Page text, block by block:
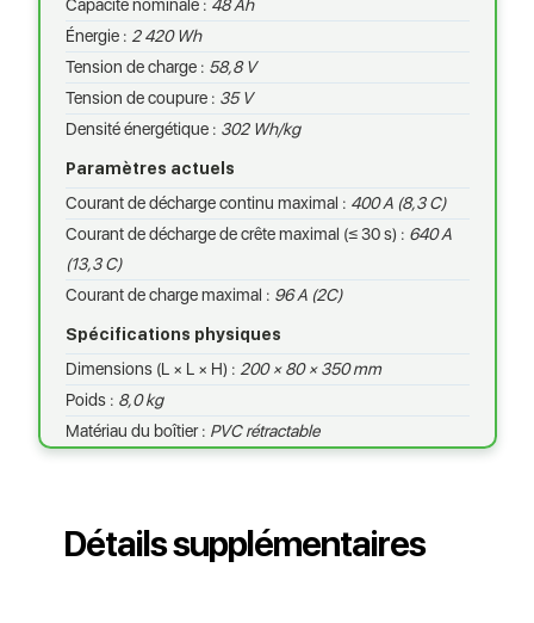
Capacité nominale : 48 Ah
Énergie : 2 420 Wh
Tension de charge : 58,8 V
Tension de coupure : 35 V
Densité énergétique : 302 Wh/kg
Paramètres actuels
Courant de décharge continu maximal : 400 A (8,3 C)
Courant de décharge de crête maximal (≤ 30 s) : 640 A
(13,3 C)
Courant de charge maximal : 96 A (2C)
Spécifications physiques
Dimensions (L × L × H) : 200 × 80 × 350 mm
Poids : 8,0 kg
Matériau du boîtier : PVC rétractable
Détails supplémentaires